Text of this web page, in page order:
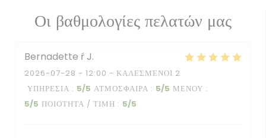
Οι βαθμολογίες πελατών μας
Bernadette ŕJ
2026-07-28 - 12:00 - ΚΑΛΕΣΜΈΝΟΙ 2
ΥΠΗΡΕΣΊΑ : 5/5 ΑΤΜΌΣΦΑΙΡΑ : 5/5 ΜΕΝΟΎ :
5/5 ΠΟΙΌΤΗΤΑ / ΤΙΜΉ : 5/5